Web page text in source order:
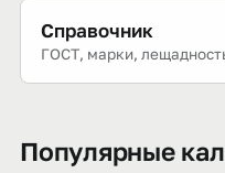
Справочник
ГОСТ, марки,
Популярные